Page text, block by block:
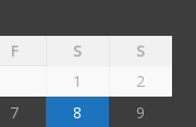
F S
S
1
2
7 8 9